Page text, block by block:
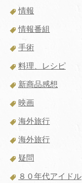
情報
情報番組
手術
料理、レシピ
新商品感想
映画
海外旅行
海外旅行
疑問
８０年代アイドル